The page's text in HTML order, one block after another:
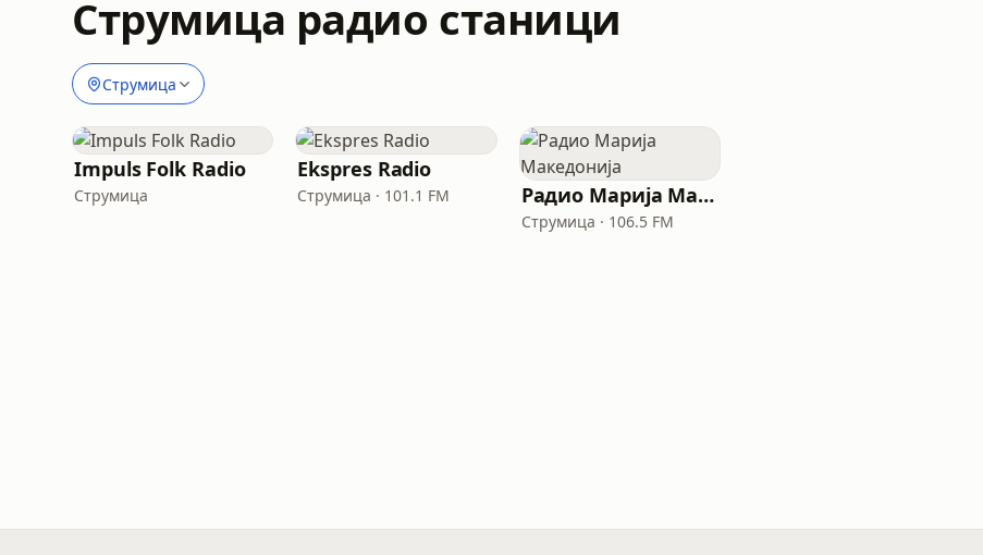
Струмица радио станици
Струмица
Impuls Folk Radio
Струмица
Ekspres Radio
Струмица · 101.1 FM Радио Марија Македонија
Струмица · 106.5 FM